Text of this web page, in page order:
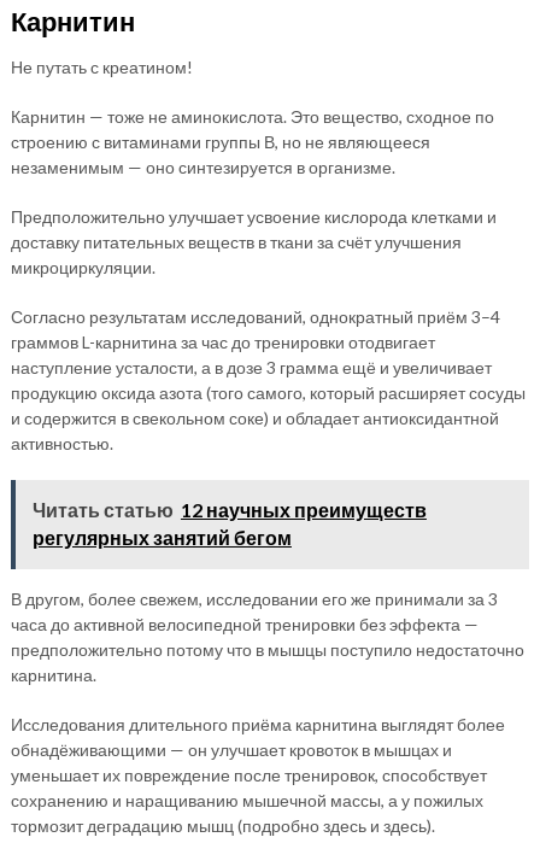
Карнитин
Не путать с креатином!
Карнитин — тоже не аминокислота. Это вещество, сходное по
строению с витаминами группы В, но не являющееся
незаменимым — оно синтезируется в организме.
Предположительно улучшает усвоение кислорода клетками и
доставку питательных веществ в ткани за счёт улучшения
микроциркуляции.
Согласно результатам исследований, однократный приём 3–4
граммов L-карнитина за час до тренировки отодвигает
наступление усталости, а в дозе 3 грамма ещё и увеличивает
продукцию оксида азота (того самого, который расширяет сосуды
и содержится в свекольном соке) и обладает антиоксидантной
активностью.
Читать статью 12 научных преимуществ
регулярных занятий бегом
В другом, более свежем, исследовании его же принимали за 3
часа до активной велосипедной тренировки без эффекта —
предположительно потому что в мышцы поступило недостаточно
карнитина.
Исследования длительного приёма карнитина выглядят более
обнадёживающими — он улучшает кровоток в мышцах и
уменьшает их повреждение после тренировок, способствует
сохранению и наращиванию мышечной массы, а у пожилых
тормозит деградацию мышц (подробно здесь и здесь).